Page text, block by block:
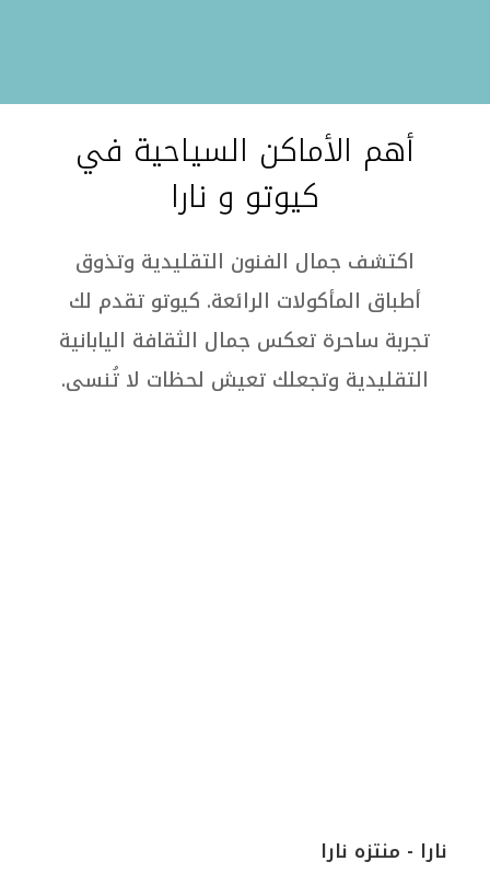
أهم الأماكن السياحية في
كيوتو و نارا
اكتشف جمال الفنون التقليدية وتذوق
أطباق المأكولات الرائعة. كيوتو تقدم لك
تجربة ساحرة تعكس جمال الثقافة اليابانية
التقليدية وتجعلك تعيش لحظات لا تُنسى.
نارا - منتزه نارا